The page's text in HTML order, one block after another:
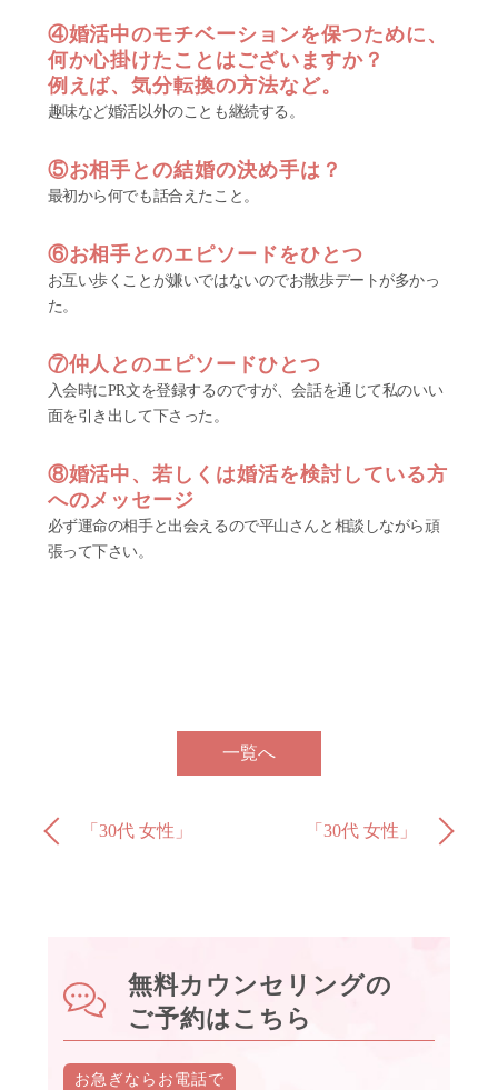
④婚活中のモチベーションを保つために、
何か心掛けたことはございますか？
例えば、気分転換の方法など。
趣味など婚活以外のことも継続する。
⑤お相手との結婚の決め手は？
最初から何でも話合えたこと。
⑥お相手とのエピソードをひとつ
お互い歩くことが嫌いではないのでお散歩デートが多かっ
た。
⑦仲人とのエピソードひとつ
入会時にPR文を登録するのですが、会話を通じて私のいい
面を引き出して下さった。
⑧婚活中、若しくは婚活を検討している方
へのメッセージ
必ず運命の相手と出会えるので平山さんと相談しながら頑
張って下さい。
一覧へ
「30代 女性」 「30代 女性」
無料カウンセリングの
ご予約はこちら
お急ぎなら お電話で